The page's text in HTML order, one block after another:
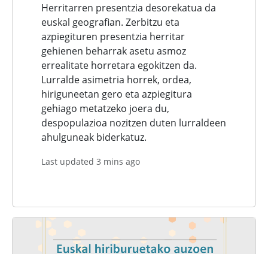
Herritarren presentzia desorekatua da
euskal geografian. Zerbitzu eta
azpiegituren presentzia herritar
gehienen beharrak asetu asmoz
errealitate horretara egokitzen da.
Lurralde asimetria horrek, ordea,
hiriguneetan gero eta azpiegitura
gehiago metatzeko joera du,
despopulazioa nozitzen duten lurraldeen
ahulguneak biderkatuz.
Last updated 3 mins ago